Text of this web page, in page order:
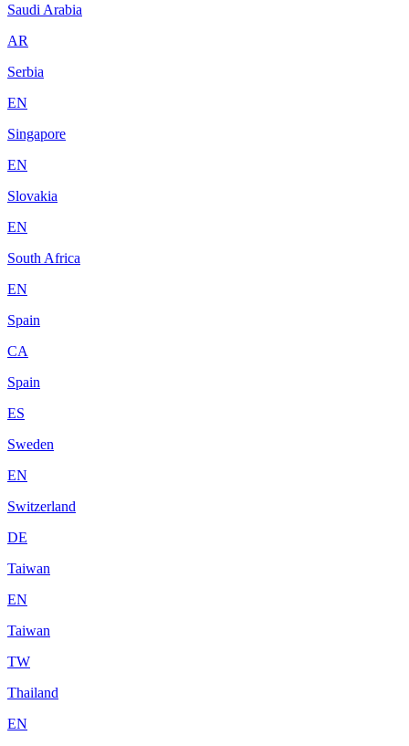
Saudi Arabia
AR
Serbia
EN
Singapore
EN
Slovakia
EN
South Africa
EN
Spain
CA
Spain
ES
Sweden
EN
Switzerland
DE
Taiwan
EN
Taiwan
TW
Thailand
EN